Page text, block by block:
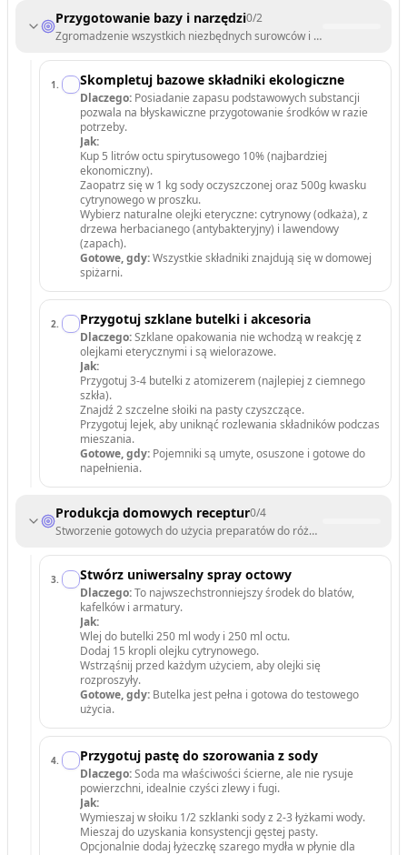
Przygotowanie bazy i narzędzi0/2
Zgromadzenie wszystkich niezbędnych surowców i bezpiecznych
1 . Skompletuj bazowe składniki ekologiczne
Dlaczego: Posiadanie zapasu podstawowych substancji
pozwala na błyskawiczne przygotowanie środków w razie
potrzeby.
Jak:
Kup 5 litrów octu spirytusowego 10% (najbardziej
ekonomiczny).
Zaopatrz się w 1 kg sody oczyszczonej oraz 500g kwasku
cytrynowego w proszku.
Wybierz naturalne olejki eteryczne: cytrynowy (odkaża), z
drzewa herbacianego (antybakteryjny) i lawendowy
(zapach).
Gotowe, gdy:Wszystkie składniki znajdują się w domowej
spiżarni.
2. Przygotuj szklane butelki i akcesoria
Dlaczego:Szklane opakowania nie wchodzą w reakcję z
olejkami eterycznymi i są wielorazowe.
Jak:
Przygotuj 3-4 butelki z atomizerem (najlepiej z ciemnego
szkła).
Znajdź 2 szczelne słoiki na pasty czyszczące.
Przygotuj lejek, aby uniknąć rozlewania składników podczas
mieszania.
Gotowe, gdy: Pojemniki są umyte, osuszone i gotowe do
napełnienia.
Produkcja domowych receptur0/4
Stworzenie gotowych do użycia preparatów do różnych powierzchni
3. Stwórz uniwersalny spray octowy
Dlaczego:To najwszechstronniejszy środek do blatów,
kafelków i armatury.
Jak:
Wlej do butelki 250 ml wody i 250 ml octu.
Dodaj 15 kropli olejku cytrynowego.
Wstrząśnij przed każdym użyciem, aby olejki się
rozproszyły.
Gotowe, gdy: Butelka jest pełna i gotowa do testowego
użycia.
4. Przygotuj pastę do szorowania z sody
Dlaczego:Soda ma właściwości ścierne, ale nie rysuje
powierzchni, idealnie czyści zlewy i fugi.
Jak:
Wymieszaj w słoiku 1/2 szklanki sody z 2-3 łyżkami wody.
Mieszaj do uzyskania konsystencji gęstej pasty.
Opcjonalnie dodaj łyżeczkę szarego mydła w płynie dla